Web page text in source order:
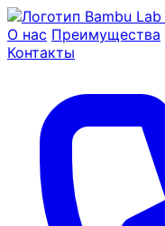
О нас Преимущества
Контакты